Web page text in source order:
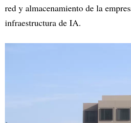
red y almacenamiento de la
infraestructura de IA.